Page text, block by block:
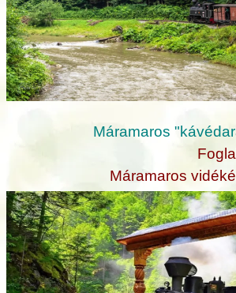
Máramaros
Máramaros